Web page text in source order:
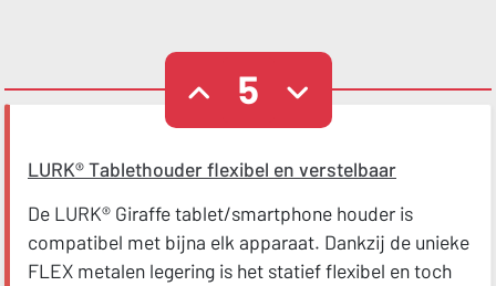
5
LURK® Tablethouder flexibel en verstelbaar
De LURK® Giraffe tablet/smartphone houder is
compatibel met bijna elk apparaat. Dankzij de unieke
FLEX metalen legering is het statief flexibel en toch